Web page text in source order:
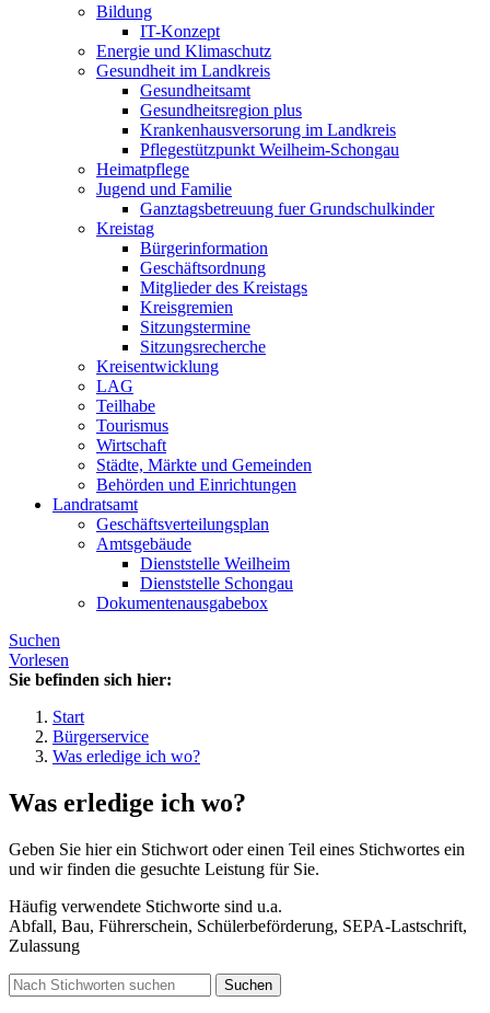
Bildung
IT-Konzept
Energie und Klimaschutz
Gesundheit im Landkreis
Gesundheitsamt
Gesundheitsregion plus
Krankenhausversorung im Landkreis
Pflegestützpunkt Weilheim-Schongau
Heimatpflege
Jugend und Familie
Ganztagsbetreuung fuer Grundschulkinder
Kreistag
Bürgerinformation
Geschäftsordnung
Mitglieder des Kreistags
Kreisgremien
Sitzungstermine
Sitzungsrecherche
Kreisentwicklung
LAG
Teilhabe
Tourismus
Wirtschaft
Städte, Märkte und Gemeinden
Behörden und Einrichtungen
Landratsamt
Geschäftsverteilungsplan
Amtsgebäude
Dienststelle Weilheim
Dienststelle Schongau
Dokumentenausgabebox
Suchen
Vorlesen
Sie befinden sich hier:
Start
Bürgerservice
Was erledige ich wo?
Was erledige ich wo?
Geben Sie hier ein Stichwort oder einen Teil eines Stichwortes ein
und wir finden die gesuchte Leistung für Sie.
Häufig verwendete Stichworte sind u.a.
Abfall, Bau, Führerschein, Schülerbeförderung, SEPA-Lastschrift,
Zulassung
Suchen